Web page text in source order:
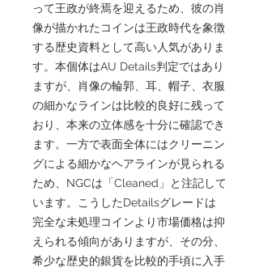
って王政が終焉を迎えるため、彼の肖
像が描かれたコインは王政時代を象徴
する歴史資料として高い人気がありま
す。本個体はAU Details判定ではあり
ますが、肖像の輪郭、耳、帽子、衣服
の細かなラインは比較的良好に残って
おり、本来の立体感を十分に確認でき
ます。一方で表面全体にはクリーニン
グによる細かなヘアラインが見られる
ため、NGCは「Cleaned」と注記して
います。こうしたDetailsグレードは
完全な未処理コインより市場価格は抑
えられる傾向がありますが、その分、
希少な歴史的銀貨を比較的手頃に入手